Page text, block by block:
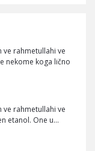
ve rahmetullahi ve
nekome koga lično
ve rahmetullahi ve
etanol. One u…